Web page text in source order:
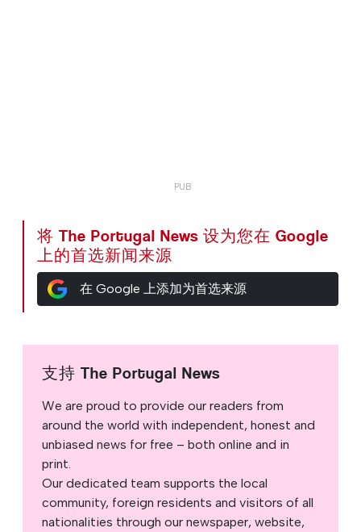
将 The Portugal News 设为您在 Google
上的首选新闻来源
在 Google 上添加为首选来源
支持 The Portugal News
We are proud to provide our readers from
around the world with independent, honest and
unbiased news for free – both online and in
print.
Our dedicated team supports the local
community, foreign residents and visitors of all
nationalities through our newspaper, website,